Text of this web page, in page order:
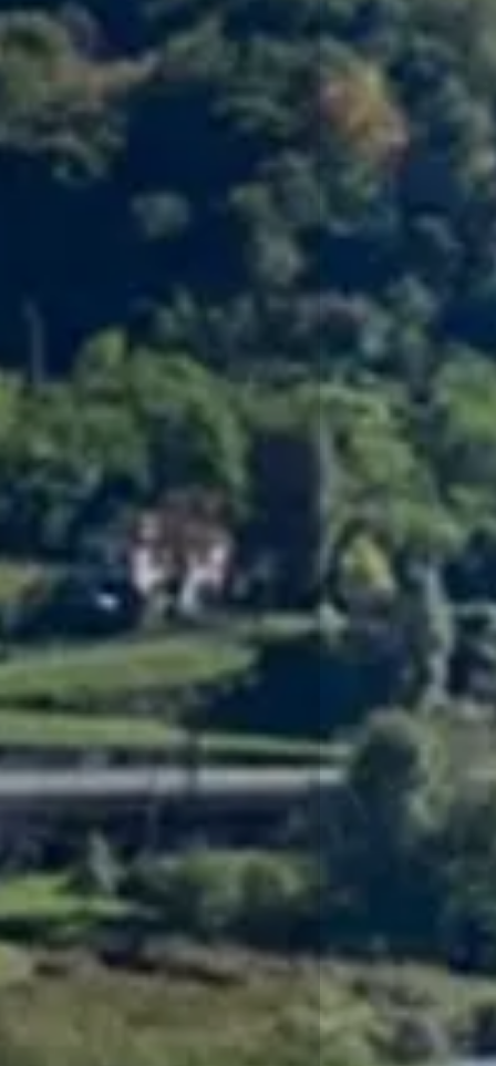
Galloppini S.r.l.
da oltre 50 anni al vostro servizio
Contattaci